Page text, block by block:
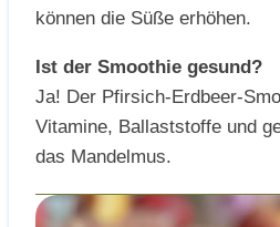
können die Süße erhöhen.
Ist der Smoothie gesund?
Ja! Der Pfirsich-Erdbeer-
Vitamine, Ballaststoffe und
das Mandelmus.